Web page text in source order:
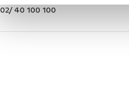
02/ 40 100 100